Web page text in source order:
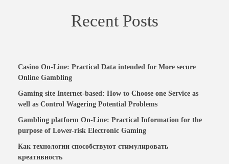
Recent Posts
Casino On-Line: Practical Data intended for More secure
Online Gambling
Gaming site Internet-based: How to Choose one Service as
well as Control Wagering Potential Problems
Gambling platform On-Line: Practical Information for the
purpose of Lower-risk Electronic Gaming
Как технологии способствуют стимулировать
креативность